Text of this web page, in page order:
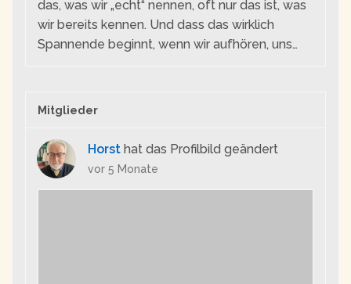
das, was wir „echt“ nennen, oft nur das ist, was
wir bereits kennen. Und dass das wirklich
Spannende beginnt, wenn wir aufhören, uns…
Mitglieder
Horst hat das Profilbild geändert
vor 5 Monate